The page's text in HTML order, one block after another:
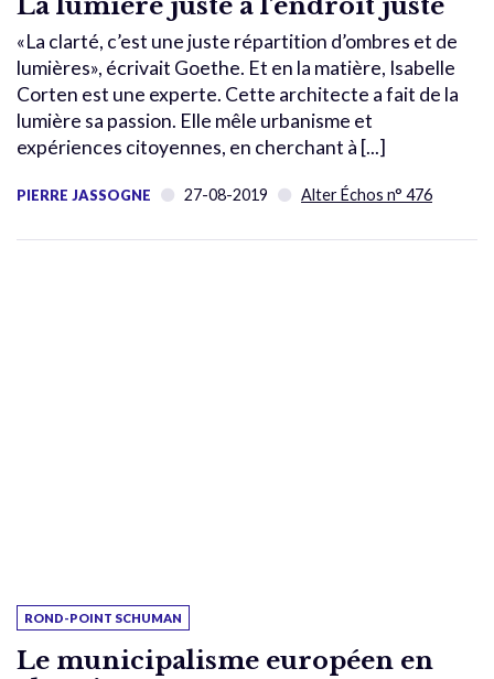
«La clarté, c’est une juste répartition d’ombres et de
lumières», écrivait Goethe. Et en la matière, Isabelle
Corten est une experte. Cette architecte a fait de la
lumière sa passion. Elle mêle urbanisme et
expériences citoyennes, en cherchant à [...]
PIERRE JASSOGNE 27-08-2019 Alter Échos n° 476
ROND-POINT SCHUMAN
Le municipalisme européen en